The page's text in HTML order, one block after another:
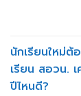
นักเรียนใหม่ต้
เรียน สอวน. เ
ปีไหนดี?